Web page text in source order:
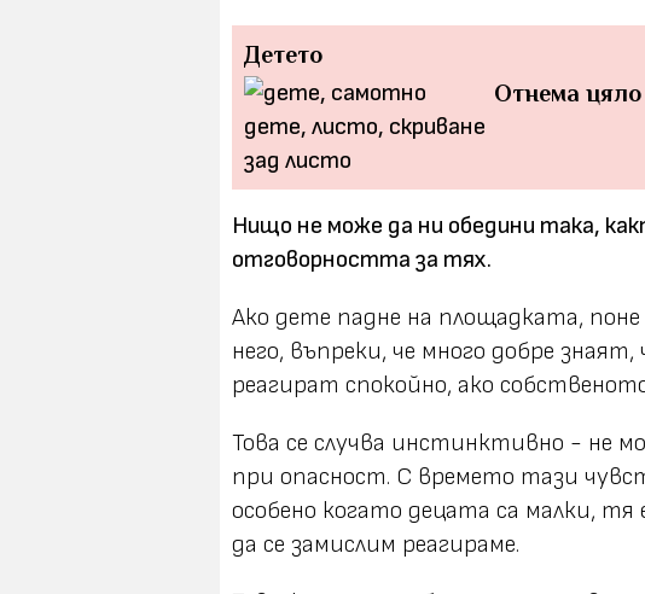
Детето
Отнема цяло
Нищо не може да ни обедини така,
отговорността за тях.
Ако дете падне на площадката,
него, въпреки, че много добре
реагират спокойно, ако
Това се случва инстинктивно - не
при опасност. С времето тази
особено когато децата са малки, тя
да се замислим реагираме.